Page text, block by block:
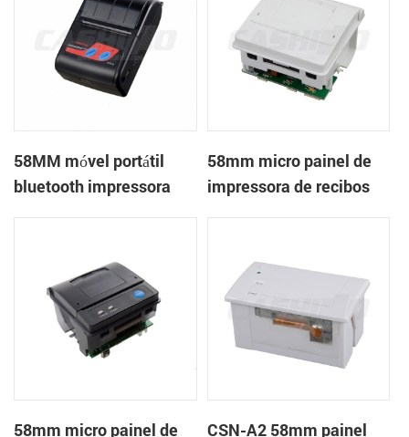
58MM móvel portátil
bluetooth impressora
58mm micro painel de
impressora de recibos
58mm micro painel de
CSN-A2 58mm painel